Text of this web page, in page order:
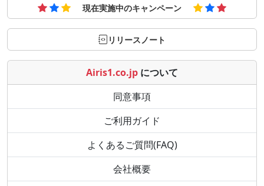
現在実施中のキャンペーン
リリースノート
Airis1.co.jp について
同意事項
ご利用ガイド
よくあるご質問(FAQ)
会社概要